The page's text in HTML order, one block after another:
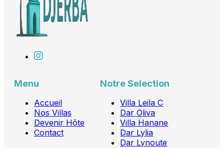
Menu
Accueil
Nos Villas
Devenir Hôte
Contact
Notre Selection
Villa Leila C
Dar Oliva
Villa Hanane
Dar Lylia
Dar Lynoute